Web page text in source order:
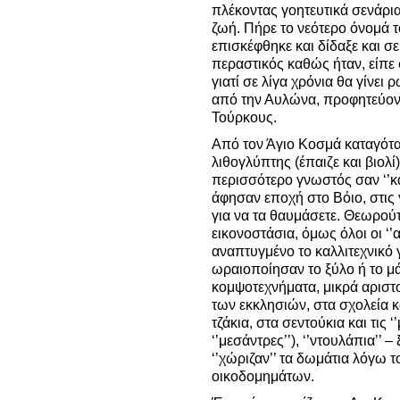
πλέκοντας γοητευτικά
ζωή. Πήρε το νεότερο όνομά
επισκέφθηκε και δίδαξε και
περαστικός καθώς ήταν, είπε
γιατί σε λίγα χρόνια θα
από την Αυλώνα,
Τούρκους.
Από τον Άγιο Κοσμά
λιθογλύπτης (έπαιζε και
περισσότερο γνωστός σαν
άφησαν εποχή στο Βόιο,
για να τα θαυμάσετε.
εικονοστάσια, όμως όλοι οι
αναπτυγμένο το
ωραιοποίησαν το ξύλο ή το
κομψοτεχνήματα, μικρά
των εκκλησιών, στα σχολεία
τζάκια, στα σεντούκια και τις
‘’μεσάντρες’’),
‘’χώριζαν’’ τα δωμάτια λόγω
οικοδομημάτων.